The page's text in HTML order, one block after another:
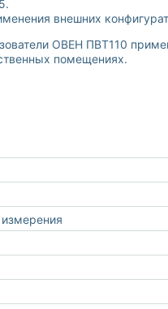
внешних
ОВЕН ПВТ110
помещениях.